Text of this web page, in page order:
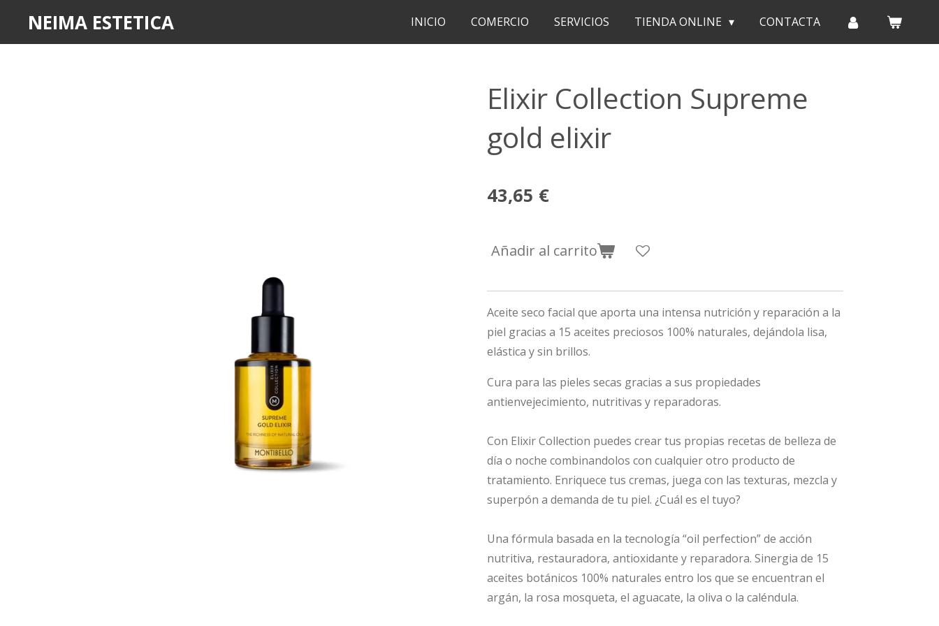
NEIMA ESTETICA INICIO COMERCIO SERVICIOS TIENDA ONLINE CONTACTA
Elixir Collection Supreme
gold elixir
43,65 €
Añadir al carrito
Aceite seco facial que aporta una intensa nutrición y reparación a la
piel gracias a 15 aceites preciosos 100% naturales, dejándola lisa,
elástica y sin brillos.
Cura para las pieles secas gracias a sus propiedades
antienvejecimiento, nutritivas y reparadoras.
Con Elixir Collection puedes crear tus propias recetas de belleza de
día o noche combinandolos con cualquier otro producto de
tratamiento. Enriquece tus cremas, juega con las texturas, mezcla y
superpón a demanda de tu piel. ¿Cuál es el tuyo?
Una fórmula basada en la tecnología “oil perfection” de acción
nutritiva, restauradora, antioxidante y reparadora. Sinergia de 15
aceites botánicos 100% naturales entro los que se encuentran el
argán, la rosa mosqueta, el aguacate, la oliva o la caléndula.